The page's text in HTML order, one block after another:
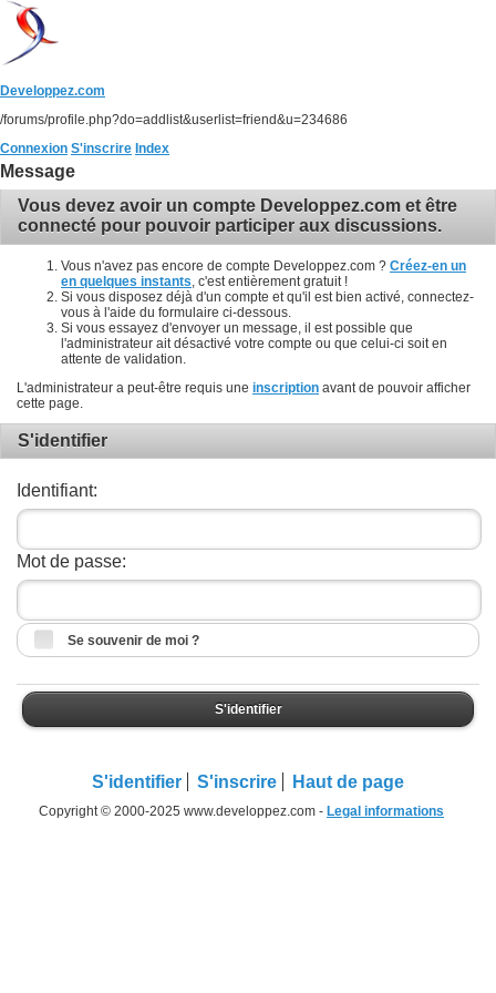
Developpez.com
/forums/profile.php?do=addlist&userlist=friend&u=234686
Connexion S'inscrire Index
Message
Vous devez avoir un compte Developpez.com et être
connecté pour pouvoir participer aux discussions.
Vous n'avez pas encore de compte Developpez.com ? Créez-en un
en quelques instants , c'est entièrement gratuit !
Si vous disposez déjà d'un compte et qu'il est bien activé, connectez-
vous à l'aide du formulaire ci-dessous.
Si vous essayez d'envoyer un message, il est possible que
l'administrateur ait désactivé votre compte ou que celui-ci soit en
attente de validation.
L'administrateur a peut-être requis une inscription avant de pouvoir afficher
cette page.
S'identifier
Identifiant:
Mot de passe:
Se souvenir de moi ?
S'identifier
S'identifier S'inscrire Haut de page
Copyright © 2000-2025 www.developpez.com - Legal informations